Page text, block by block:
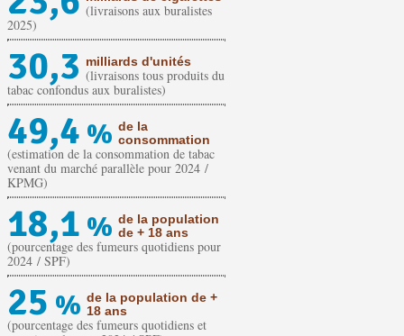
(livraisons aux buralistes
2025)
30,3 milliards d'unités
(livraisons tous produits du
tabac confondus aux buralistes)
49,4 % de la
consommation
(estimation de la consommation de tabac
venant du marché parallèle pour 2024 /
KPMG)
18,1 % de la population
de + 18 ans
(pourcentage des fumeurs quotidiens pour
2024 / SPF)
25 % de la population de +
18 ans
(pourcentage des fumeurs quotidiens et